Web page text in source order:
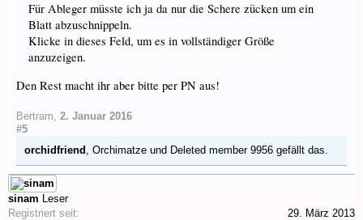
Für Ableger müsste ich ja da nur die Schere zücken um ein
Blatt abzuschnippeln.
Klicke in dieses Feld, um es in vollständiger Größe
anzuzeigen.
Den Rest macht ihr aber bitte per PN aus!
Bertram 2. Januar 2016
#5
orchidfriend
Orchimatze und Deleted member 9956 gefällt das.
sinam
Leser
Registriert seit:
29. März 2013